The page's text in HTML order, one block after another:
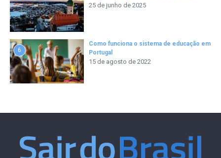
25 de junho de 2025
6
Como funciona o sistema de educação em
Portugal
15 de agosto de 2022